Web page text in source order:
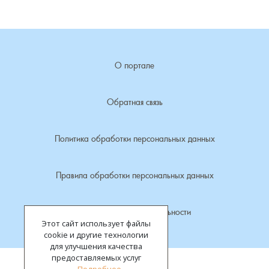
Этот сайт использует файлы
cookie и другие технологии
для улучшения качества
предоставляемых услуг
О портале
Обратная связь
Политика обработки персональных данных
Правила обработки персональных данных
Политика конфиденциальности
Лубенкино, деревня
Марьинка, деревня
Микшино, деревня